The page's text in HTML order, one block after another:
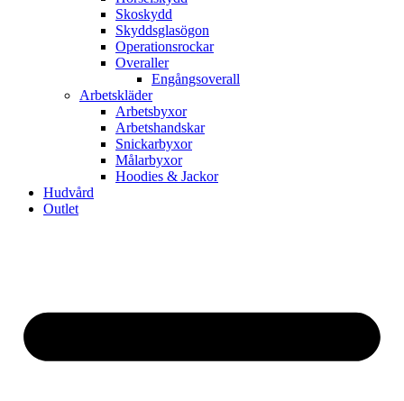
Skoskydd
Skyddsglasögon
Operationsrockar
Overaller
Engångsoverall
Arbetskläder
Arbetsbyxor
Arbetshandskar
Snickarbyxor
Målarbyxor
Hoodies & Jackor
Hudvård
Outlet